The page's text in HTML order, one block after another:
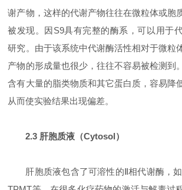
谢产物，这样的代谢产物往往在微粒体或胞
被发现。因S9具有完整的酶系，可以用于
研究。由于该系统中代谢酶活性相对于微粒
产物的形成量也很少，往往不容易被检测到
含有大量的脂类物质和其它蛋白质，容易降
从而使实验结果出现偏差。
2.3 肝胞质液（Cytosol）
肝胞质液包含了可溶性的Ⅱ相代谢酶，如